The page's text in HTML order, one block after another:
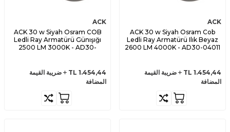
ACK
ACK 30 w Siyah Osram Cob
Ledli Ray Armatürü Ilık Beyaz
2600 LM 4000K - AD30-04011
1.454,44
ضريبة القيمة
المضافة
ACK
ACK 30 w Siyah Osram COB
Ledli Ray Armatürü Günışığı
2500 LM 3000K - AD30-
1.454,44
ضريبة القيمة
المضافة